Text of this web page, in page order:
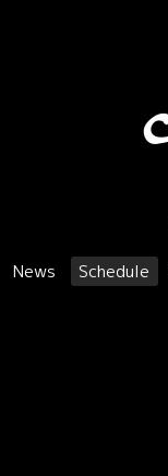
News Schedule